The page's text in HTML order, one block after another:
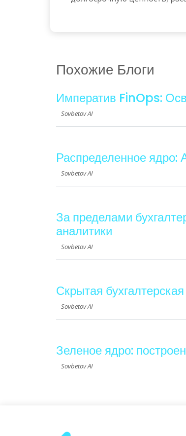
Похожие Блоги
Императив FinOps:
Sovbetov AI
Распределенное ядро:
Sovbetov AI
За пределами
аналитики
Sovbetov AI
Скрытая
Sovbetov AI
Зеленое ядро:
Sovbetov AI